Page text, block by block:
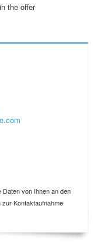
the offer
Daten von Ihnen an den
Kontaktaufnahme